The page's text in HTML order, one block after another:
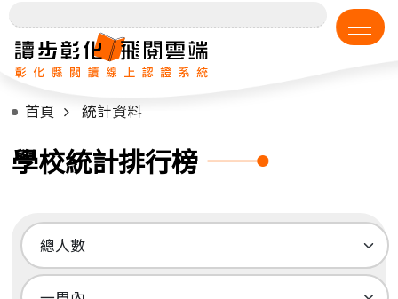
首頁 統計資料
學校統計排行榜